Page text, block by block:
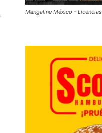
Mangaline México - Licencias